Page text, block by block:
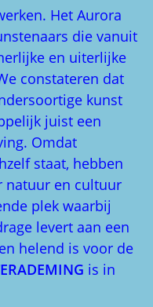
Het Aurora
die vanuit
en uiterlijke
constateren dat
kunst
juist een
Omdat
staat, hebben
natuur en cultuur
plek waarbij
levert aan een
helend is voor de
is in